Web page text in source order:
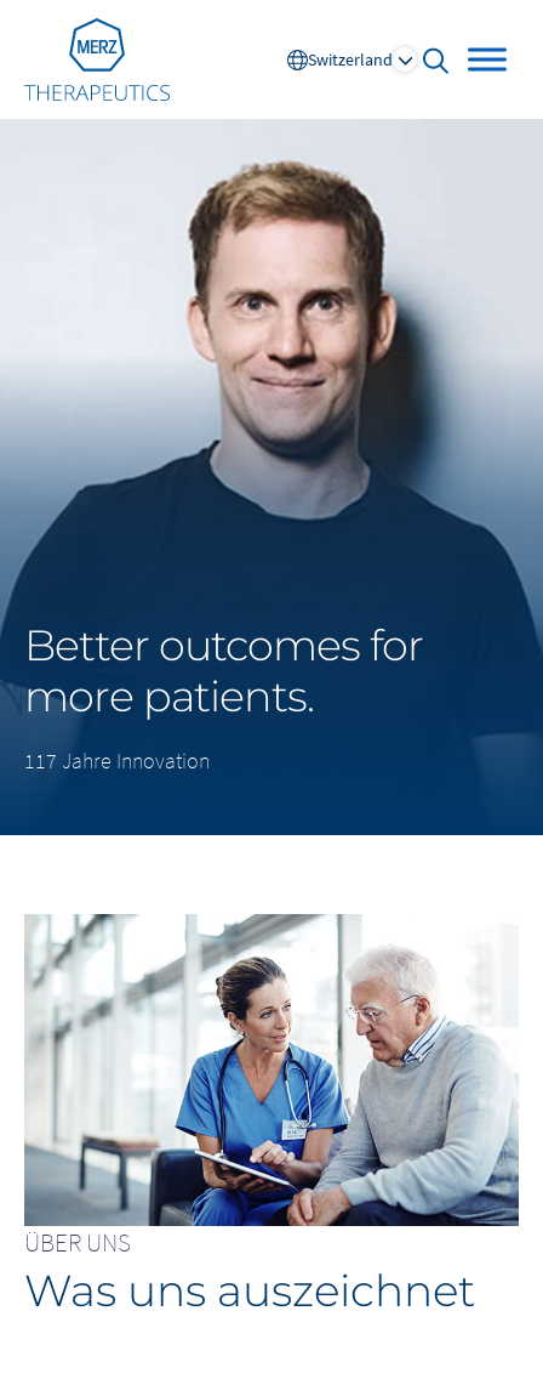
Go to Homepage
Switzerland
Netherlands
Portugal
Russia
Spain
Switzerland
Nordics
UK and Ireland
Saudi Arabia
North America
United States
Better outcomes for
more patients.
117 Jahre Innovation
ÜBER UNS
Was uns auszeichnet